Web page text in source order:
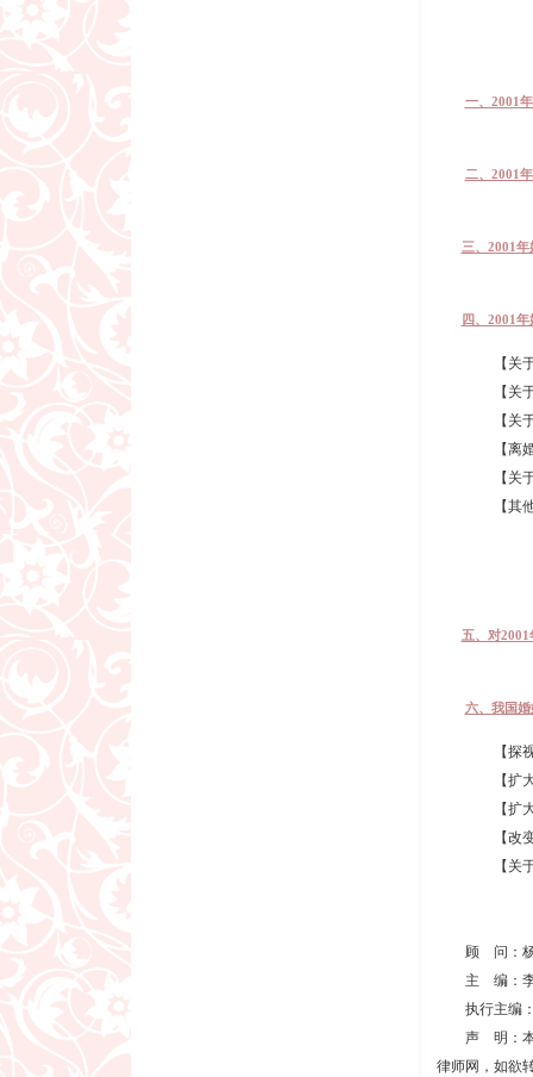
一、2001
二、2001
三、2001
四、2001
【关于亲
【关于无
【关于夫
【离婚条
【关于
【其他
五、对
六、我国
【探视权
【扩大离
【扩大离
【改变那些
【关于军
顾 问：杨
主 编：
执行主编：
声 明：本月
律师网，如欲